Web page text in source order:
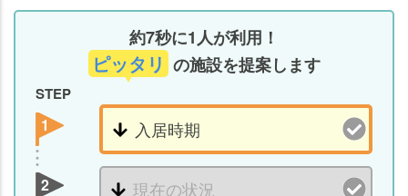
約7秒に1人が利用！
ピッタリ の施設を提案します
STEP
1
2